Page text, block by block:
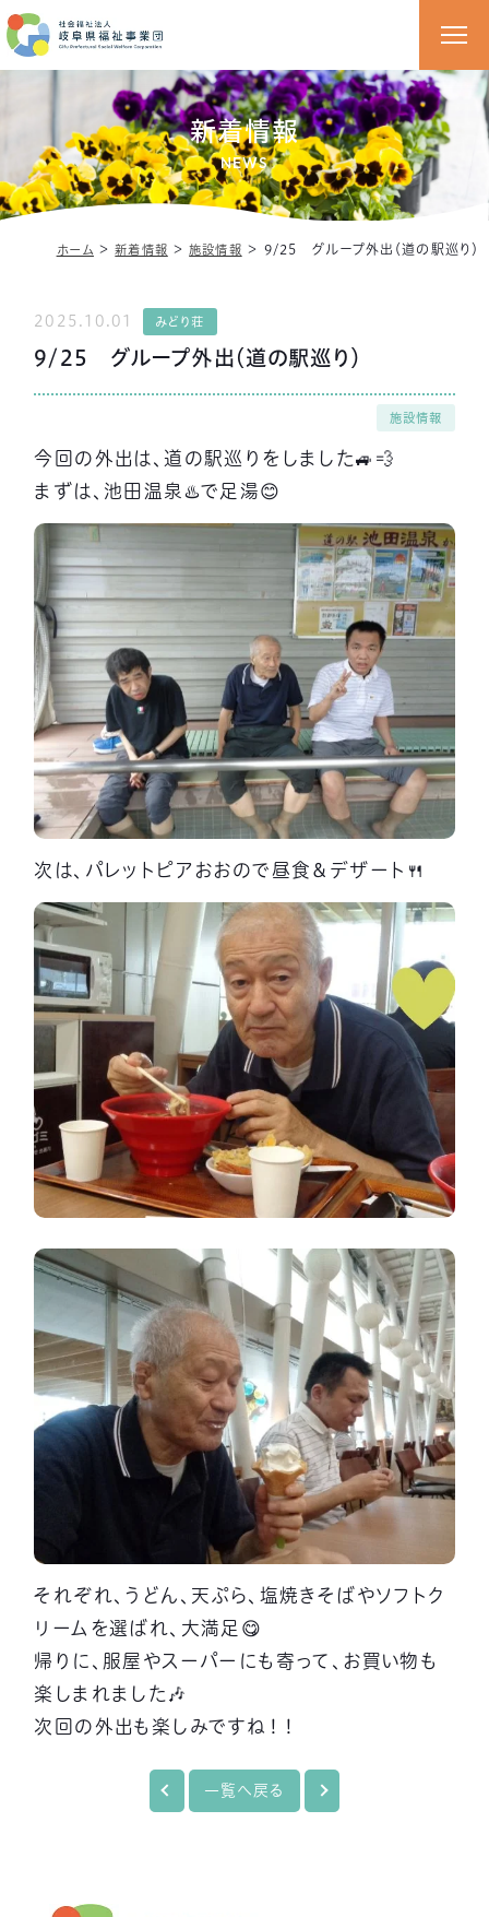
新着情報
NEWS
ホーム ＞新着情報 ＞施設情報 ＞ 9/25 グループ外出（道の駅巡り）
2025.10.01 みどり荘
9/25 グループ外出（道の駅巡り）
施設情報
今回の外出は、道の駅巡りをしました🚙💨
まずは、池田温泉♨️で足湯😊
次は、パレットピアおおので昼食＆デザート🍴
それぞれ、うどん、天ぷら、塩焼きそばやソフトク
リームを選ばれ、大満足😋
帰りに、服屋やスーパーにも寄って、お買い物も
楽しまれました🎶
次回の外出も楽しみですね！！
一覧へ戻る